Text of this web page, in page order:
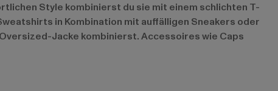
Style kombinierst du sie mit einem schlichten T-
in Kombination mit auffälligen Sneakers oder
Jacke kombinierst. Accessoires wie Caps